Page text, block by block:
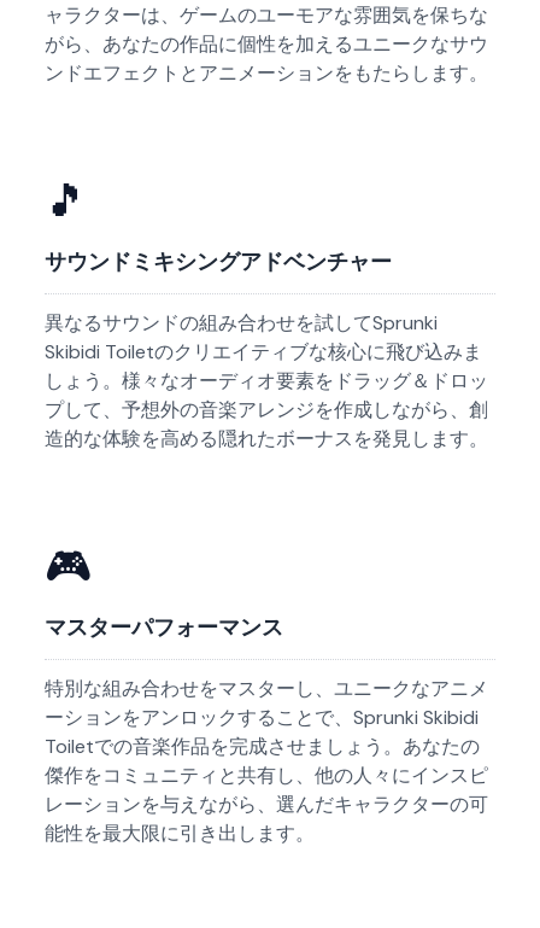
ャラクターは、ゲームのユーモアな雰囲気を保ちな
がら、あなたの作品に個性を加えるユニークなサウ
ンドエフェクトとアニメーションをもたらします。
🎵
サウンドミキシングアドベンチャー
異なるサウンドの組み合わせを試してSprunki
Skibidi Toiletのクリエイティブな核心に飛び込みま
しょう。様々なオーディオ要素をドラッグ＆ドロッ
プして、予想外の音楽アレンジを作成しながら、創
造的な体験を高める隠れたボーナスを発見します。
🎮
マスターパフォーマンス
特別な組み合わせをマスターし、ユニークなアニメ
ーションをアンロックすることで、Sprunki Skibidi
Toiletでの音楽作品を完成させましょう。あなたの
傑作をコミュニティと共有し、他の人々にインスピ
レーションを与えながら、選んだキャラクターの可
能性を最大限に引き出します。